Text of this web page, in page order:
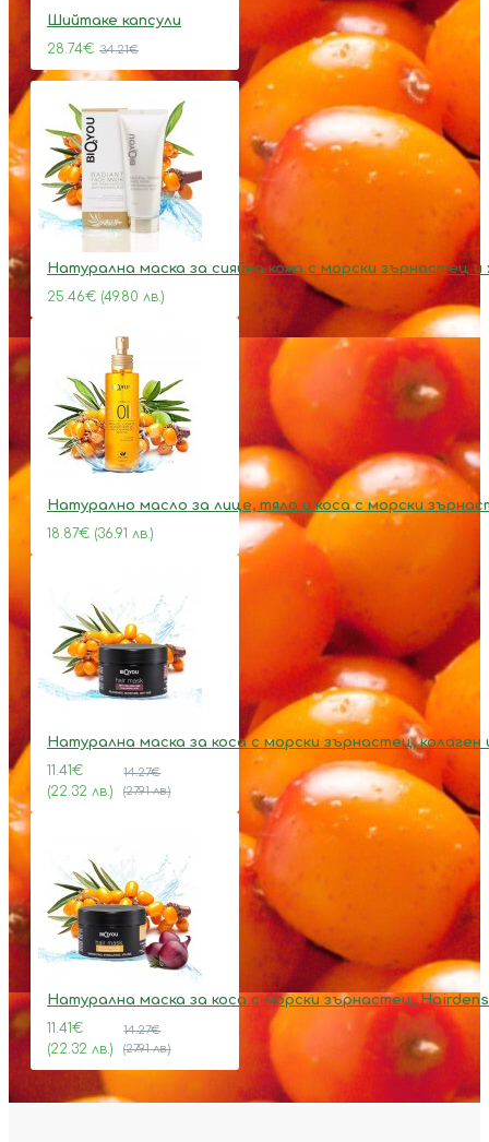
Шийтаке капсули
28.74€ 34.21€
Натурална маска за сияйна кожа с морски зърнастец и
25.46€ (49.80 лв.)
Натурално масло за лице, тяло и коса с морски
18.87€ (36.91 лв.)
Натурална маска за коса с морски зърнастец, колаген
11.41€
(22.32 лв.)
14.27€
(27.91 лв.)
Натурална маска за коса с морски зърнастец,
11.41€
(22.32 лв.)
14.27€
(27.91 лв.)